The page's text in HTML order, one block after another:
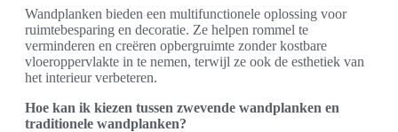
Wandplanken bieden een multifunctionele oplossing voor
ruimtebesparing en decoratie. Ze helpen rommel te
verminderen en creëren opbergruimte zonder kostbare
vloeroppervlakte in te nemen, terwijl ze ook de esthetiek van
het interieur verbeteren.
Hoe kan ik kiezen tussen zwevende wandplanken en
traditionele wandplanken?